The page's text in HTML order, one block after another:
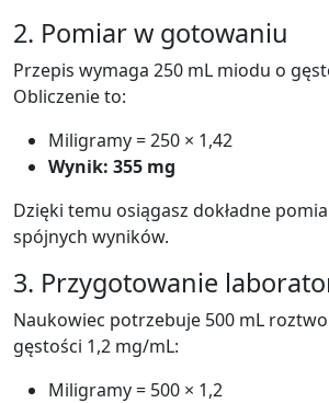
2. Pomiar w gotowaniu
Przepis wymaga 250 mL miodu o
Obliczenie to:
Miligramy = 250 × 1,42
Wynik: 355 mg
Dzięki temu osiągasz dokładne
spójnych wyników.
3. Przygotowanie
Naukowiec potrzebuje 500 mL
gęstości 1,2 mg/mL:
Miligramy = 500 × 1,2